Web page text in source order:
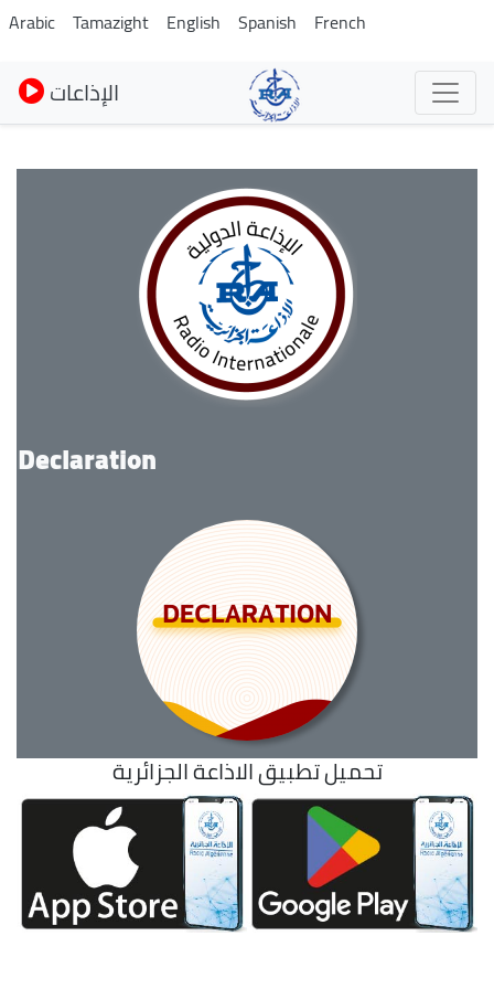
Skip
to
main
content
Arabic Tamazight English Spanish French
الإذاعات
Declaration
تحميل تطبيق الاذاعة الجزائرية